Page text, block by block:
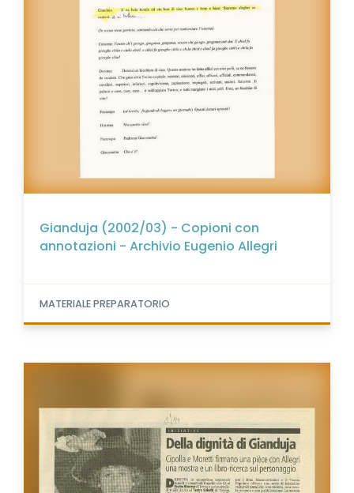
Gianduja (2002/03) - Copioni con
annotazioni - Archivio Eugenio Allegri
MATERIALE PREPARATORIO